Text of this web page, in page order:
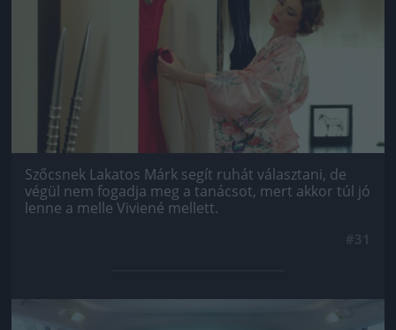
Szőcsnek Lakatos Márk segít ruhát választani, de
végül nem fogadja meg a tanácsot, mert akkor túl jó
lenne a melle Viviené mellett.